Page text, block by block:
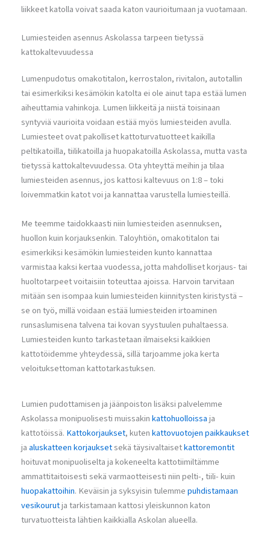
liikkeet katolla voivat saada katon vaurioitumaan ja vuotamaan.
Lumiesteiden asennus Askolassa tarpeen tietyssä
kattokaltevuudessa
Lumenpudotus omakotitalon, kerrostalon, rivitalon, autotallin
tai esimerkiksi kesämökin katolta ei ole ainut tapa estää lumen
aiheuttamia vahinkoja. Lumen liikkeitä ja niistä toisinaan
syntyviä vaurioita voidaan estää myös lumiesteiden avulla.
Lumiesteet ovat pakolliset kattoturvatuotteet kaikilla
peltikatoilla, tiilikatoilla ja huopakatoilla Askolassa, mutta vasta
tietyssä kattokaltevuudessa. Ota yhteyttä meihin ja tilaa
lumiesteiden asennus, jos kattosi kaltevuus on 1:8 – toki
loivemmatkin katot voi ja kannattaa varustella lumiesteillä.
Me teemme taidokkaasti niin lumiesteiden asennuksen,
huollon kuin korjauksenkin. Taloyhtiön, omakotitalon tai
esimerkiksi kesämökin lumiesteiden kunto kannattaa
varmistaa kaksi kertaa vuodessa, jotta mahdolliset korjaus- tai
huoltotarpeet voitaisiin toteuttaa ajoissa. Harvoin tarvitaan
mitään sen isompaa kuin lumiesteiden kiinnitysten kiristystä –
se on työ, millä voidaan estää lumiesteiden irtoaminen
runsaslumisena talvena tai kovan syystuulen puhaltaessa.
Lumiesteiden kunto tarkastetaan ilmaiseksi kaikkien
kattotöidemme yhteydessä, sillä tarjoamme joka kerta
veloituksettoman kattotarkastuksen.
Lumien pudottamisen ja jäänpoiston lisäksi palvelemme
Askolassa monipuolisesti muissakinkattohuolloissaja
kattotöissä. Kattokorjaukset, kutenkattovuotojen paikkaukset
jaaluskatteen korjauksetsekä täysivaltaisetkattoremontit
hoituvat monipuoliselta ja kokeneelta kattotiimiltämme
ammattitaitoisesti sekä varmaotteisesti niin pelti-, tiili- kuin
huopakattoihin. Keväisin ja syksyisin tulemmepuhdistamaan
vesikourutja tarkistamaan kattosi yleiskunnon katon
turvatuotteista lähtien kaikkialla Askolan alueella.